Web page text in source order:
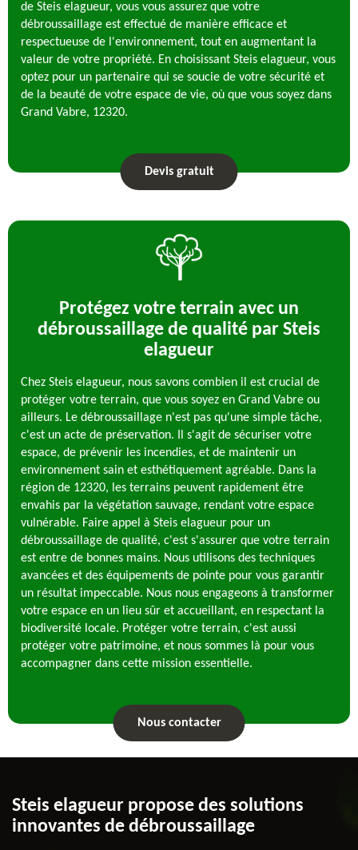
de Steis elagueur, vous vous assurez que votre
débroussaillage est effectué de manière efficace et
respectueuse de l'environnement, tout en augmentant la
valeur de votre propriété. En choisissant Steis elagueur, vous
optez pour un partenaire qui se soucie de votre sécurité et
de la beauté de votre espace de vie, où que vous soyez dans
Grand Vabre, 12320.
Devis gratuit
Protégez votre terrain avec un
débroussaillage de qualité par Steis
elagueur
Chez Steis elagueur, nous savons combien il est crucial de
protéger votre terrain, que vous soyez en Grand Vabre ou
ailleurs. Le débroussaillage n'est pas qu'une simple tâche,
c'est un acte de préservation. Il s'agit de sécuriser votre
espace, de prévenir les incendies, et de maintenir un
environnement sain et esthétiquement agréable. Dans la
région de 12320, les terrains peuvent rapidement être
envahis par la végétation sauvage, rendant votre espace
vulnérable. Faire appel à Steis elagueur pour un
débroussaillage de qualité, c'est s'assurer que votre terrain
est entre de bonnes mains. Nous utilisons des techniques
avancées et des équipements de pointe pour vous garantir
un résultat impeccable. Nous nous engageons à transformer
votre espace en un lieu sûr et accueillant, en respectant la
biodiversité locale. Protéger votre terrain, c'est aussi
protéger votre patrimoine, et nous sommes là pour vous
accompagner dans cette mission essentielle.
Nous contacter
Steis elagueur propose des solutions
innovantes de débroussaillage